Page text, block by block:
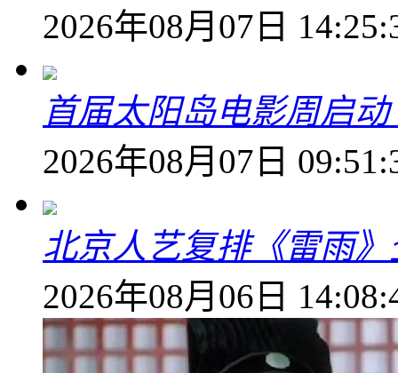
2026年08月07日
首届太阳岛电影周启
2026年08月07日
北京人艺复排《雷雨》
2026年08月06日